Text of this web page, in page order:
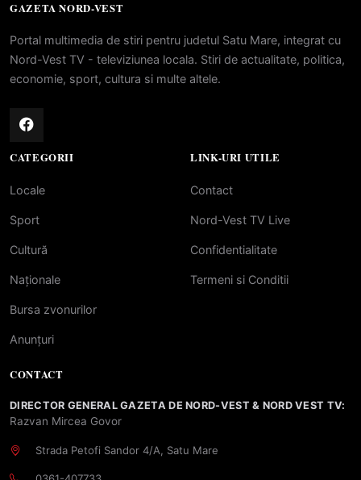
GAZETA NORD-VEST
Portal multimedia de stiri pentru judetul Satu Mare, integrat cu
Nord-Vest TV - televiziunea locala. Stiri de actualitate, politica,
economie, sport, cultura si multe altele.
CATEGORII
Locale
Sport
Cultură
Naționale
Bursa zvonurilor
Anunțuri
LINK-URI UTILE
Contact
Nord-Vest TV Live
Confidentialitate
Termeni si Conditii
CONTACT
DIRECTOR GENERAL GAZETA DE NORD-VEST & NORD VEST TV:
Razvan Mircea Govor
Strada Petofi Sandor 4/A, Satu Mare